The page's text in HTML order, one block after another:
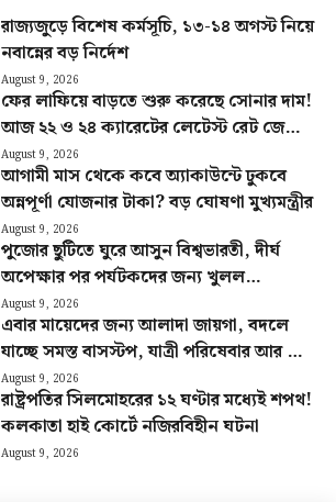
রাজ্যজুড়ে বিশেষ কর্মসূচি, ১৩-১৪ অগস্ট নিয়ে
নবান্নের বড় নির্দেশ
August 9, 2026
ফের লাফিয়ে বাড়তে শুরু করেছে সোনার দাম!
আজ ২২ ও ২৪ ক্যারেটের লেটেস্ট রেট জেনে
নিন
August 9, 2026
আগামী মাস থেকে কবে অ্যাকাউন্টে ঢুকবে
অন্নপূর্ণা যোজনার টাকা? বড় ঘোষণা মুখ্যমন্ত্রীর
August 9, 2026
পুজোর ছুটিতে ঘুরে আসুন বিশ্বভারতী, দীর্ঘ
অপেক্ষার পর পর্যটকদের জন্য খুলল
শান্তিনিকেতন গৃহ
August 9, 2026
এবার মায়েদের জন্য আলাদা জায়গা, বদলে
যাচ্ছে সমস্ত বাসস্টপ, যাত্রী পরিষেবার আর কী
কী পরিবর্তন?
August 9, 2026
রাষ্ট্রপতির সিলমোহরের ১২ ঘণ্টার মধ্যেই শপথ!
কলকাতা হাই কোর্টে নজিরবিহীন ঘটনা
August 9, 2026